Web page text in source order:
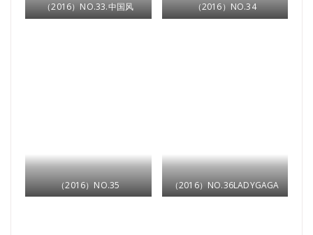
（2016）NO.33.中国风 （2016）NO.34
（2016）NO.35 （2016）NO.36LADYGAGA